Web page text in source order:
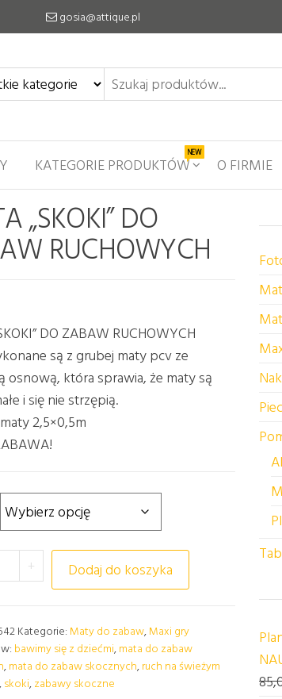
gosia@attique.pl
KATEGORIE PRODUKTÓW
NEW
O FIRMIE
„SKOKI” DO
RUCHOWYCH
DO ZABAW RUCHOWYCH
są z grubej maty pcv ze
osnową, która sprawia, że maty są
i się nie strzępią.
2,5×0,5m
MATA "SKOKI" DO ZABAW RUCHOWYCH
+ Dodaj do koszyka
Kategorie: Maty do zabaw,Maxi gry
bawimy się z dziećmi,mata do zabaw
,mata do zabaw skocznych,ruch na świeżym
,skoki,zabawy skoczne